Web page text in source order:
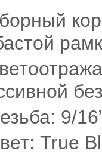
9/
True